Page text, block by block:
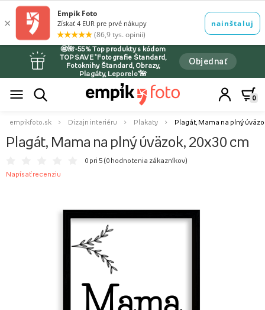
🤩🌺-55% Top produkty s kódom
TOPSAVE *Fotografie Štandard,
Fotoknihy Štandard, Obrazy,
Plagáty, Leporelo*🌺
Objednať
0
empikfoto.sk Dizajn interiéru Plakaty Plagát, Mama na plný
Plagát, Mama na plný úväzok, 20x30 cm
0 pri 5 (0 hodnotenia zákazníkov)
Napísať recenziu